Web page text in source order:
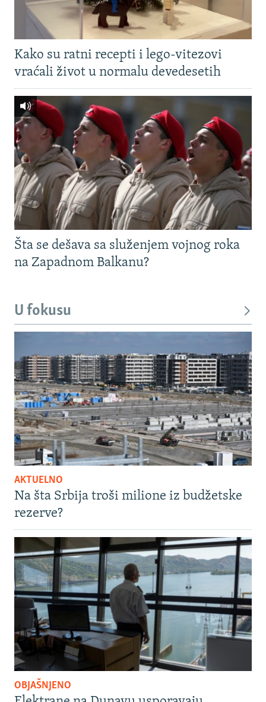
Kako su ratni recepti i lego-vitezovi
vraćali život u normalu devedesetih
Šta se dešava sa služenjem vojnog roka
na Zapadnom Balkanu?
U fokusu
AKTUELNO
Na šta Srbija troši milione iz budžetske
rezerve?
OBJAŠNJENO